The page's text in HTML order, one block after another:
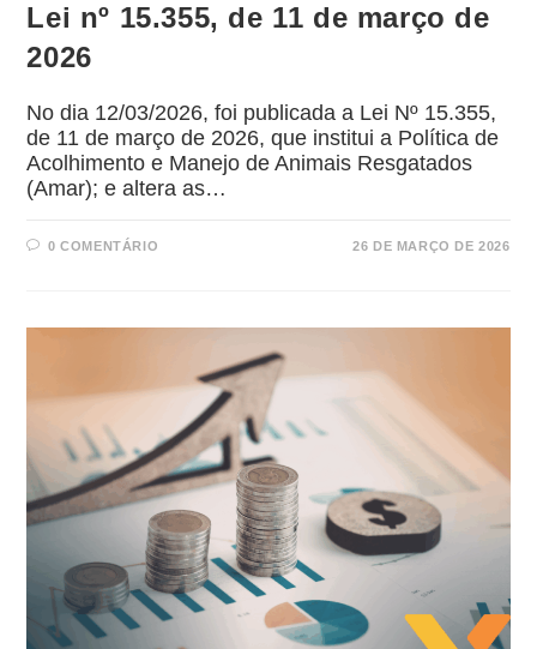
Lei nº 15.355, de 11 de março de
2026
No dia 12/03/2026, foi publicada a Lei Nº 15.355,
de 11 de março de 2026, que institui a Política de
Acolhimento e Manejo de Animais Resgatados
(Amar); e altera as…
0 COMENTÁRIO 26 DE MARÇO DE 2026